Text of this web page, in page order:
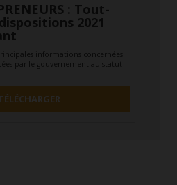
: Tout-
2021
informations concernées
par le gouvernement au statut